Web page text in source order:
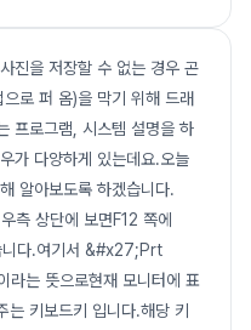
진을 저장할 수 없는 경우 곤
로 퍼 옴)을 막기 위해 드래
프로그램, 시스템 설명을 하
가 다양하게 있는데요.오늘
알아보도록 하겠습니다.
측 상단에 보면F12 쪽에
다.여기서 &#x27;Prt
는 뜻으로현재 모니터에 표
키보드키 입니다.해당 키